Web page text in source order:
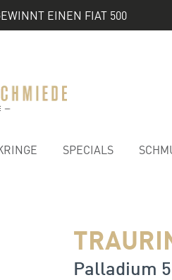
EINEN FIAT 500
SPECIALS
Palladium